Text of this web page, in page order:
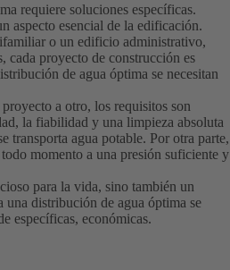
requiere soluciones específicas.
aspecto esencial de la edificación.
o un edificio administrativo,
cada proyecto de construcción es
de agua óptima se necesitan
a otro, los requisitos son
la fiabilidad y una limpieza absoluta
transporta agua potable. Por otra parte,
momento a una presión suficiente y
para la vida, sino también un
una distribución de agua óptima se
específicas, económicas.